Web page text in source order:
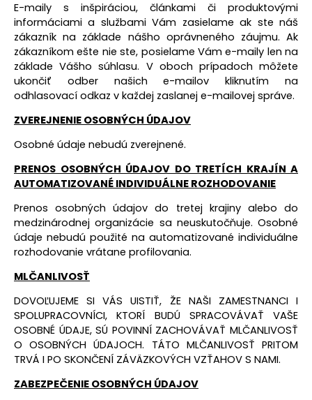
E-maily s inšpiráciou, článkami či produktovými
informáciami a službami Vám zasielame ak ste náš
zákazník na základe nášho oprávneného záujmu. Ak
zákazníkom ešte nie ste, posielame Vám e-maily len na
základe Vášho súhlasu. V oboch prípadoch môžete
ukončiť odber našich e-mailov kliknutím na
odhlasovací odkaz v každej zaslanej e-mailovej správe.
ZVEREJNENIE OSOBNÝCH ÚDAJOV
Osobné údaje nebudú zverejnené.
PRENOS OSOBNÝCH ÚDAJOV DO TRETÍCH KRAJÍN A
AUTOMATIZOVANÉ INDIVIDUÁLNE ROZHODOVANIE
Prenososobných údajov do tretej krajiny alebo do
medzinárodnej organizácie sa neuskutočňuje. Osobné
údaje nebudú použité na automatizované individuálne
rozhodovanie vrátane profilovania.
MLČANLIVOSŤ
DOVOĽUJEME SI VÁS UISTIŤ, ŽE NAŠI ZAMESTNANCI I
SPOLUPRACOVNÍCI, KTORÍ BUDÚ SPRACOVÁVAŤ VAŠE
OSOBNÉ ÚDAJE, SÚ POVINNÍ ZACHOVÁVAŤ MLČANLIVOSŤ
O OSOBNÝCH ÚDAJOCH. TÁTO MLČANLIVOSŤ PRITOM
TRVÁ I PO SKONČENÍ ZÁVÄZKOVÝCH VZŤAHOV S NAMI.
ZABEZPEČENIE OSOBNÝCH ÚDAJOV